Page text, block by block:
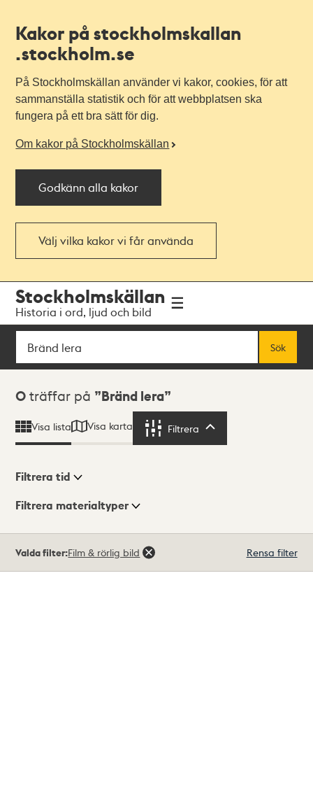
Kakor på stockholmskallan
.stockholm.se
På Stockholmskällan använder vi kakor, cookies, för att
sammanställa statistik och för att webbplatsen ska
fungera på ett bra sätt för dig.
Om kakor på Stockholmskällan
Godkänn alla kakor
Välj vilka kakor vi får använda
navigationen
huvudinnehållet
Stockholmskällan
Historia i ord, ljud och bild
Sök
Sök
Sökresultat
0 träffar på Bränd lera
Visa lista Visa karta Filtrera
Visningsläge
Filtrera tid
Filtrera materialtyper
träffar
Valda filter:Film & rörlig bild Rensa filter